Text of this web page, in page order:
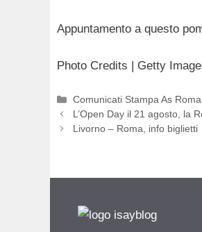
Appuntamento a questo
Photo Credits | Getty
Categorie
Comunicati Stampa As Roma
L’Open Day il 21 agosto, la
Livorno – Roma, info biglietti